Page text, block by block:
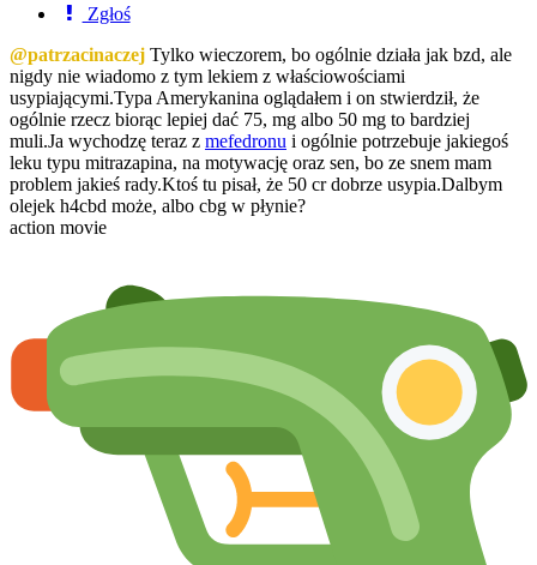
Zgłoś
@patrzacinaczej Tylko wieczorem, bo ogólnie działa jak bzd, ale
nigdy nie wiadomo z tym lekiem z właściowościami
usypiającymi.Typa Amerykanina oglądałem i on stwierdził, że
ogólnie rzecz biorąc lepiej dać 75, mg albo 50 mg to bardziej
muli.Ja wychodzę teraz z mefedronu i ogólnie potrzebuje jakiegoś
leku typu mitrazapina, na motywację oraz sen, bo ze snem mam
problem jakieś rady.Ktoś tu pisał, że 50 cr dobrze usypia.Dalbym
olejek h4cbd może, albo cbg w płynie?
action movie